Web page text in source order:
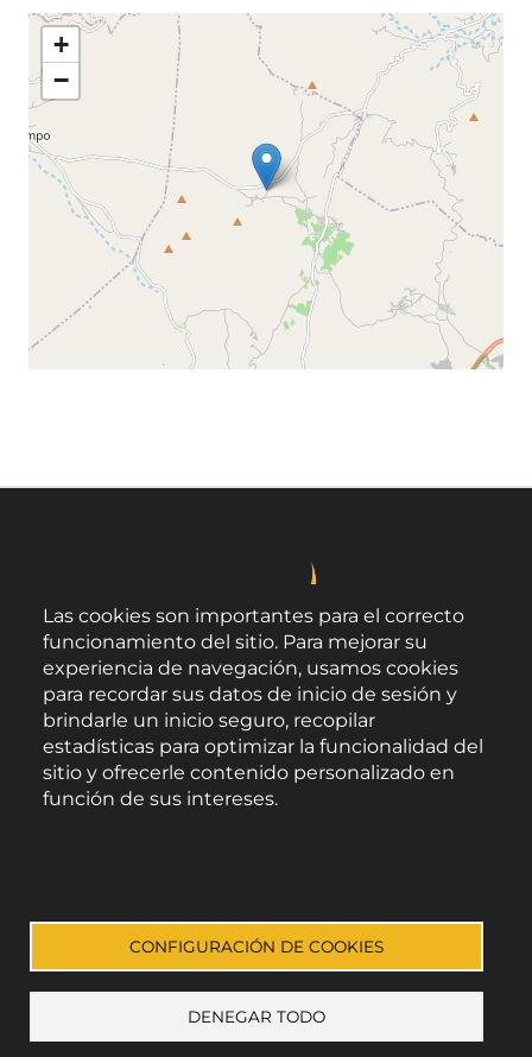
+
−
Aviso legal-Política de privacidad-
Accesibilidad
Enlace a Facebook
Enlace a Instagram
Enlace a Youtube Channel
Enlace a X (Twitter)
Las cookies son importantes para el correcto
funcionamiento del sitio. Para mejorar su
experiencia de navegación, usamos cookies
para recordar sus datos de inicio de sesión y
brindarle un inicio seguro, recopilar
estadísticas para optimizar la funcionalidad del
sitio y ofrecerle contenido personalizado en
función de sus intereses.
CONFIGURACIÓN DE COOKIES
DENEGAR TODO